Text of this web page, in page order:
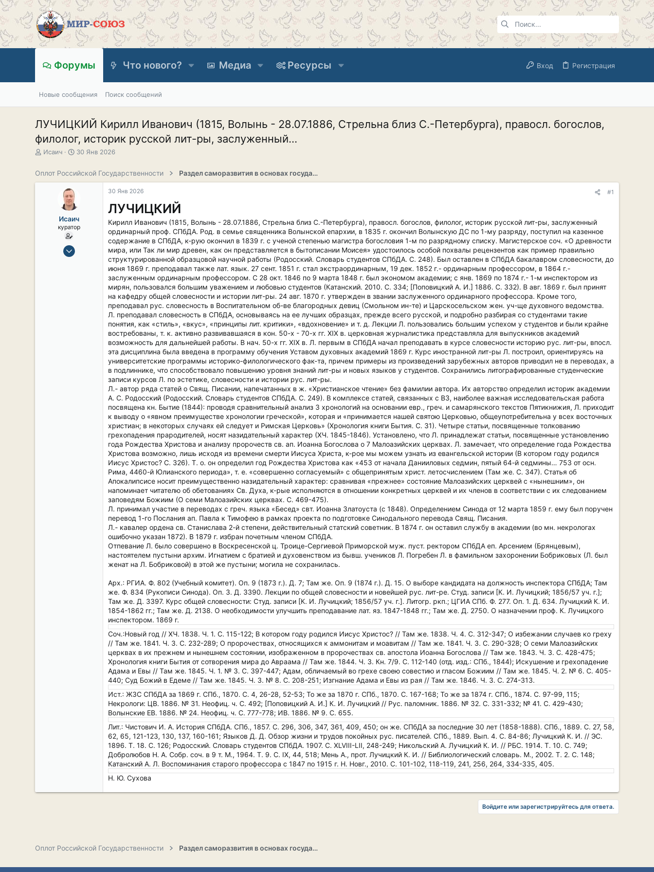
Форумы Что нового? Медиа Ресурсы Вход Регистрация
Новые сообщения Поиск сообщений
ЛУЧИЦКИЙ Кирилл Иванович (1815, Волынь - 28.07.1886, Стрельна близ С.-Петербурга), правосл. богослов,
филолог, историк русской лит-ры, заслуженный...
А
о
Исаич
Д
а
л
а
30 Янв 2026
Оплот Российской Государственности Раздел саморазвития в основах государственности
Исаич
куратор
15 Сен 2019
30 Янв 2026 #1
ЛУЧИЦКИЙ
Кирилл Иванович (1815, Волынь - 28.07.1886, Стрельна близ С.-Петербурга), правосл. богослов, филолог, историк русской лит-ры, заслуженный
ординарный проф. СПбДА. Род. в семье священника Волынской епархии, в 1835 г. окончил Волынскую ДС по 1-му разряду, поступил на казенное
содержание в СПбДА, к-рую окончил в 1839 г. с ученой степенью магистра богословия 1-м по разрядному списку. Магистерское соч. «О древности
мира, или Так ли мир древен, как он представляется в бытописании Моисея» удостоилось особой похвалы рецензентов как пример правильно
структурированной образцовой научной работы (Родосский. Словарь студентов СПбДА. С. 248). Был оставлен в СПбДА бакалавром словесности, до
июня 1869 г. преподавал также лат. язык. 27 сент. 1851 г. стал экстраординарным, 19 дек. 1852 г.- ординарным профессором, в 1864 г.-
заслуженным ординарным профессором. С 28 окт. 1846 по 9 марта 1848 г. был экономом академии; с янв. 1869 по 1874 г.- 1-м инспектором из
мирян, пользовался большим уважением и любовью студентов (Катанский. 2010. С. 334; [Поповицкий А. И.] 1886. С. 332). В авг. 1869 г. был принят
на кафедру общей словесности и истории лит-ры. 24 авг. 1870 г. утвержден в звании заслуженного ординарного профессора. Кроме того,
преподавал рус. словесность в Воспитательном об-ве благородных девиц (Смольном ин-те) и Царскосельском жен. уч-ще духовного ведомства.
Л. преподавал словесность в СПбДА, основываясь на ее лучших образцах, прежде всего русской, и подробно разбирая со студентами такие
понятия, как «стиль», «вкус», «принципы лит. критики», «вдохновение» и т. д. Лекции Л. пользовались большим успехом у студентов и были крайне
востребованы, т. к. активно развивавшаяся в кон. 50-х - 70-х гг. XIX в. церковная журналистика представляла для выпускников академий
возможность для дальнейшей работы. В нач. 50-х гг. XIX в. Л. первым в СПбДА начал преподавать в курсе словесности историю рус. лит-ры, впосл.
эта дисциплина была введена в программу обучения Уставом духовных академий 1869 г. Курс иностранной лит-ры Л. построил, ориентируясь на
университетские программы историко-филологического фак-та, причем примеры из произведений зарубежных авторов приводил не в переводах, а
в подлиннике, что способствовало повышению уровня знаний лит-ры и новых языков у студентов. Сохранились литографированные студенческие
записи курсов Л. по эстетике, словесности и истории рус. лит-ры.
Л.- автор ряда статей о Свящ. Писании, напечатанных в ж. «Христианское чтение» без фамилии автора. Их авторство определил историк академии
А. С. Родосский (Родосский. Словарь студентов СПбДА. С. 249). В комплексе статей, связанных с ВЗ, наиболее важная исследовательская работа
посвящена кн. Бытие (1844): проводя сравнительный анализ 3 хронологий на основании евр., греч. и самарянского текстов Пятикнижия, Л. приходит
к выводу о «явном преимуществе хронологии греческой», которая и «принимается нашей святою Церковью, общеупотребительна у всех восточных
христиан; в некоторых случаях ей следует и Римская Церковь» (Хронология книги Бытия. С. 31). Четыре статьи, посвященные толкованию
грехопадения прародителей, носят назидательный характер (ХЧ. 1845-1846). Установлено, что Л. принадлежат статьи, посвященные установлению
года Рождества Христова и анализу пророчеств св. ап. Иоанна Богослова о 7 Малоазийских церквах. Л. замечает, что определение года Рождества
Христова возможно, лишь исходя из времени смерти Иисуса Христа, к-рое мы можем узнать из евангельской истории (В котором году родился
Иисус Христос? С. 326). Т. о. он определил год Рождества Христова как «453 от начала Данииловых седмин, пятый 64-й седмины… 753 от осн.
Рима, 4460-й Юлианского периода», т. е. «совершенно согласуемый» с общепринятым христ. летосчислением (Там же. С. 347). Статья об
Апокалипсисе носит преимущественно назидательный характер: сравнивая «прежнее» состояние Малоазийских церквей с «нынешним», он
напоминает читателю об обетованиях Св. Духа, к-рые исполняются в отношении конкретных церквей и их членов в соответствии с их следованием
заповедям Божиим (О семи Малоазийских церквах. С. 469-475).
Л. принимал участие в переводах с греч. языка «Бесед» свт. Иоанна Златоуста (с 1848). Определением Синода от 12 марта 1859 г. ему был поручен
перевод 1-го Послания ап. Павла к Тимофею в рамках проекта по подготовке Синодального перевода Свящ. Писания.
Л.- кавалер ордена св. Станислава 2-й степени, действительный статский советник. В 1874 г. он оставил службу в академии (во мн. некрологах
ошибочно указан 1872). В 1879 г. избран почетным членом СПбДА.
Отпевание Л. было совершено в Воскресенской ц. Троице-Сергиевой Приморской муж. пуст. ректором СПбДА еп. Арсением (Брянцевым),
настоятелем пустыни архим. Игнатием с братией и духовенством из бывш. учеников Л. Погребен Л. в фамильном захоронении Бобриковых (Л. был
женат на Л. Бобриковой) в этой же пустыни; могила не сохранилась.
Арх.: РГИА. Ф. 802 (Учебный комитет). Оп. 9 (1873 г.). Д. 7; Там же. Оп. 9 (1874 г.). Д. 15. О выборе кандидата на должность инспектора СПбДА; Там
же. Ф. 834 (Рукописи Синода). Оп. 3. Д. 3390. Лекции по общей словесности и новейшей рус. лит-ре. Студ. записи [К. И. Лучицкий; 1856/57 уч. г.];
Там же. Д. 3397. Курс общей словесности: Студ. записи [К. И. Лучицкий; 1856/57 уч. г.]. Литогр. ркп.; ЦГИА СПб. Ф. 277. Оп. 1. Д. 634. Лучицкий К. И.
1854-1862 гг.; Там же. Д. 2138. О необходимости улучшить преподавание лат. яз. 1847-1848 гг.; Там же. Д. 2750. О назначении проф. К. Лучицкого
инспектором. 1869 г.
Соч.:Новый год // ХЧ. 1838. Ч. 1. С. 115-122; В котором году родился Иисус Христос? // Там же. 1838. Ч. 4. С. 312-347; О избежании случаев ко греху
// Там же. 1841. Ч. 3. С. 232-289; О пророчествах, относящихся к аммонитам и моавитам // Там же. 1841. Ч. 3. С. 290-328; О семи Малоазийских
церквах в их прежнем и нынешнем состоянии, изображенном в пророчествах св. апостола Иоанна Богослова // Там же. 1843. Ч. 3. С. 428-475;
Хронология книги Бытия от сотворения мира до Авраама // Там же. 1844. Ч. 3. Кн. 7/9. С. 112-140 (отд. изд.: СПб., 1844); Искушение и грехопадение
Адама и Евы // Там же. 1845. Ч. 1. № 3. С. 397-447; Адам, обличаемый во грехе своею совестию и гласом Божиим // Там же. 1845. Ч. 2. № 6. С. 405-
440; Суд Божий в Едеме // Там же. 1845. Ч. 3. № 8. С. 208-251; Изгнание Адама и Евы из рая // Там же. 1846. Ч. 3. С. 274-313.
Ист.: ЖЗС СПбДА за 1869 г. СПб., 1870. С. 4, 26-28, 52-53; То же за 1870 г. СПб., 1870. С. 167-168; То же за 1874 г. СПб., 1874. С. 97-99, 115;
Некрологи: ЦВ. 1886. № 31. Неофиц. ч. С. 492; [Поповицкий А. И.] К. И. Лучицкий // Рус. паломник. 1886. № 32. С. 331-332; № 41. С. 429-430;
Волынские ЕВ. 1886. № 24. Неофиц. ч. С. 777-778; ИВ. 1886. № 9. С. 655.
Лит.: Чистович И. А. История СПбДА. СПб., 1857. С. 296, 306, 347, 361, 409, 450; он же. СПбДА за последние 30 лет (1858-1888). СПб., 1889. С. 27, 58,
62, 65, 121-123, 130, 137, 160-161; Языков Д. Д. Обзор жизни и трудов покойных рус. писателей. СПб., 1889. Вып. 4. С. 84-86; Лучицкий К. И. // ЭС.
1896. Т. 18. С. 126; Родосский. Словарь студентов СПбДА. 1907. С. XLVIII-LII, 248-249; Никольский А. Лучицкий К. И. // РБС. 1914. Т. 10. С. 749;
Добролюбов Н. А. Собр. соч. в 9 т. М., 1964. Т. 9. С. IX, 44, 518; Мень А., прот. Лучицкий К. И. // Библиологический словарь. М., 2002. Т. 2. С. 148;
Катанский А. Л. Воспоминания старого профессора с 1847 по 1915 г. Н. Новг., 2010. С. 101-102, 118-119, 241, 256, 264, 334-335, 405.
Н. Ю. Сухова
Войдите или зарегистрируйтесь для ответа.
Оплот Российской Государственности Раздел саморазвития в основах государственности